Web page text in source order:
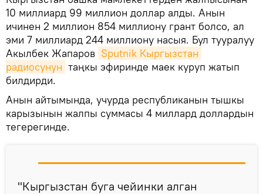
10 миллиард 99 миллион доллар алды. Анын
ичинен 2 миллион 854 миллиону грант болсо, ал
эми 7 миллиард 244 миллиону насыя. Бул тууралуу
Акылбек Жапаров Sputnik Кыргызстан
радиосунун таңкы эфиринде маек куруп жатып
билдирди.
Анын айтымында, учурда республиканын тышкы
карызынын жалпы суммасы 4 миллард доллардын
тегерегинде.
"Кыргызстан буга чейинки алган